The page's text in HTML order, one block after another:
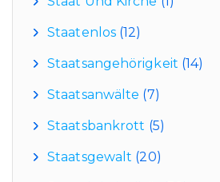
Staatenlos (12)
Staatsangehörigkeit (14)
Staatsanwälte (7)
Staatsbankrott (5)
Staatsgewalt (20)